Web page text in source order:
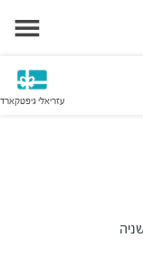
עזריאלי גיפטקארד